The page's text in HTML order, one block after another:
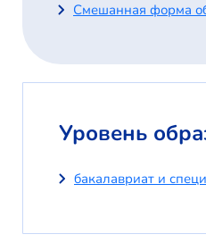
Смешанная форма
Уровень
бакалавриат и